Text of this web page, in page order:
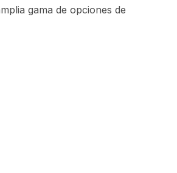
gama de opciones de